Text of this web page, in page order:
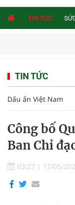
TIN TỨC
TIN TỨC
Dấu ấn Việt Nam
Công bố
Ban Chỉ
03:27 | 17/05/